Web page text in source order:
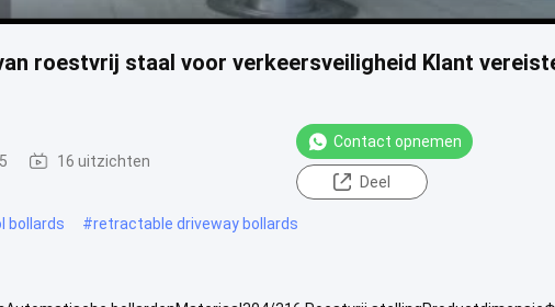
roestvrij staal voor verkeersveiligheid Klant
16 uitzichten
Contact opnemen
Deel
bollards #retractable driveway bollards